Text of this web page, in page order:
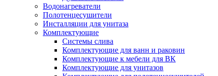
Водонагреватели
Полотенцесушители
Инсталляции для унитаза
Комплектующие
Системы слива
Комплектующие для ванн и раковин
Комплектующие к мебели для ВК
Комплектующие для унитазов